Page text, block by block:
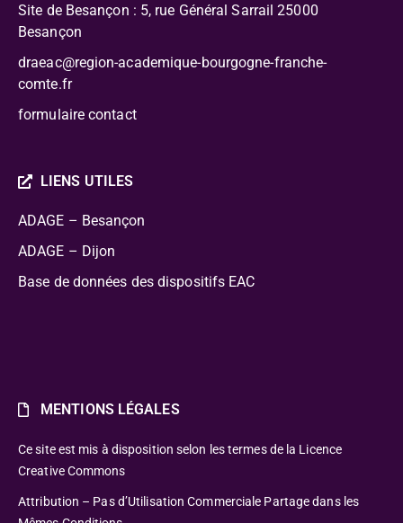
Site de Besançon : 5, rue Général Sarrail 25000
Besançon
draeac@region-academique-bourgogne-franche-
comte.fr
formulaire contact
LIENS UTILES
ADAGE – Besançon
ADAGE – Dijon
Base de données des dispositifs EAC
MENTIONS LÉGALES
Ce site est mis à disposition selon les termes de la Licence
Creative Commons
Attribution – Pas d’Utilisation Commerciale Partage dans les